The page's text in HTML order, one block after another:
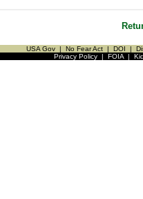
USA Gov | No Fear Act | DOI |
Privacy Policy| FOIA|